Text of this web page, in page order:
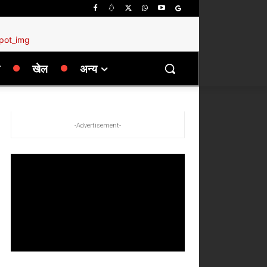
खेल अन्य
-Advertisement-